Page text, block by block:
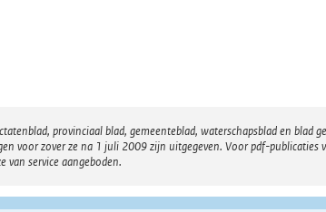
provinciaal blad, gemeenteblad, waterschapsblad en
voor zover ze na 1 juli 2009 zijn uitgegeven. Voor pdf-
van service aangeboden.